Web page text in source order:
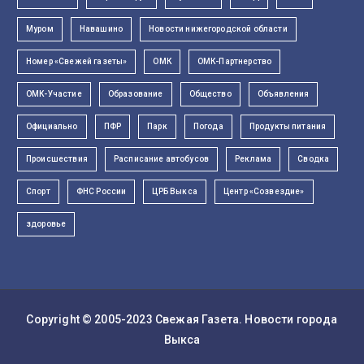
Муром Навашино Новости нижегородской области
Номер «Свежей газеты» ОМК ОМК-Партнерство
ОМК-Участие Образование Общество Объявления
Официально ПФР Парк Погода Продукты питания
Происшествия Расписание автобусов Реклама Сводка
Спорт ФНС России ЦРБ Выкса Центр «Созвездие»
здоровье
Copyright © 2005-2023 Свежая Газета. Новости города
Выкса